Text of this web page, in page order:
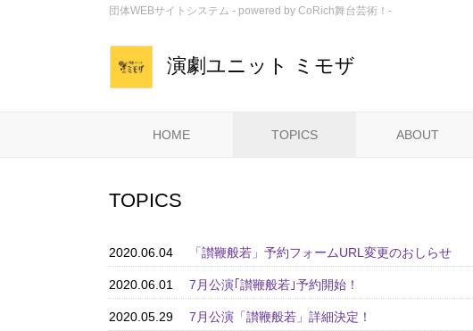
団体WEBサイトシステム - powered by CoRich舞台芸術！-
演劇ユニット ミモザ
HOME TOPICS ABOUT
TOPICS
2020.06.04 「讃鞭般若」予約フォームURL変更のおしらせ
2020.06.01 7月公演｢讃鞭般若｣予約開始！
2020.05.29 7月公演「讃鞭般若」詳細決定！